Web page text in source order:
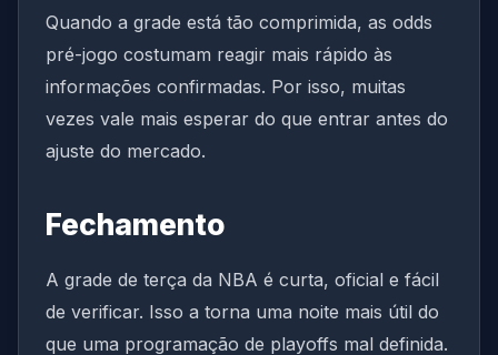
Quando a grade está tão comprimida, as odds
pré-jogo costumam reagir mais rápido às
informações confirmadas. Por isso, muitas
vezes vale mais esperar do que entrar antes do
ajuste do mercado.
Fechamento
A grade de terça da NBA é curta, oficial e fácil
de verificar. Isso a torna uma noite mais útil do
que uma programação de playoffs mal definida.